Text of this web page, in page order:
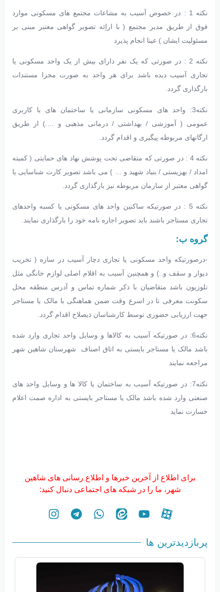
نکته 1 : در خصوص آسیب به مشاعات مجتمع های مسکونی موارد
فوق از طریق مدیر مجتمع ( با اراِئه تصویر گواهی معتبر مبنی بر
مسئولیت ایشان ) عینا انجام پذیرد
نکته 2 : در صورتی که یک نفر دارای بیش از یک واحد مسکونی یا
تجاری آسیب دیده باشد برای هر واحد به صورت مجزا مستندات
بارگذاری گردد.
نکته3: واحد های مسکونی سازمانی یا ساختمان های با کاربری
عمومی ( آموزشی / بهداشتی / درمانی مذهبی و ….) از طریق
ارگانهای مربوطه پیگیری و اقدام گردد.
نکته 4 : در صورتی که متقاضی تحت پوشش نهاد های حمایتی ( کمیته
امداد / بهزیستی / بنیاد شهید و … ) می باشد تصویر کارت شناسایی یا
گواهی معتبر از سازمان مربوطه نیز بارگذاری گردد.
نکته 5 : در صورتیکه ساکنین واحد های مسکونی یا کسبه واحدهای
تجاری مستاجر باشند باید تصویر اجاره نامه خود را بارگذاری نمایند.
گروه ب:
-درصورتیکه واحد مسکونی یا تجاری دچار آسیب در سازه ( تخریب
دیوار و سقف و..) و همچنین آسیب به اقلام اصلی لوازم خانگی مثل
تلوزیون باشد متقاضیان با ذکر شماره تماس و آدرس منطقه محل
سکونت معرفی تا در اسرع وقت ضمن هماهنگی با مالک یا مستاجر
حهت ارزیابی حضوری توسط کارشناسان ذیصلاح اقدام گردد.
نکته6: در صورتیکه آسیب به کالاها و وسایل واحد تجاری وارد شده
باشد مالک یا مستاجر بایستی به اتاق اصناف شهرستان شاهین شهر
مراجعه نمایند
نکته7: در صورتیکه آسیب به ساختمان یا کالا ها و وسایل واحد های
صنعتی وارد شده باشد مالک یا مستاجر بایستی به اداره صمت اعلام
خسارت نماید
برای اطلاع از آخرین خبرها و اطلاع رسانی های شاهین
شهر، ما را در شبکه های اجتماعی دنبال کنید:
پربازدیدترین ها